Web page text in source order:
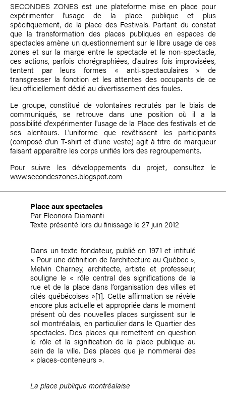
SECONDES ZONES est une plateforme mise en place pour
expérimenter l'usage de la place publique et plus
spécifiquement, de la place des Festivals. Partant du constat
que la transformation des places publiques en espaces de
spectacles amène un questionnement sur le libre usage de ces
zones et sur la marge entre le spectacle et le non-spectacle,
ces actions, parfois chorégraphiées, d'autres fois improvisées,
tentent par leurs formes « anti-spectaculaires » de
transgresser la fonction et les attentes des occupants de ce
lieu officiellement dédié au divertissement des foules.
Le groupe, constitué de volontaires recrutés par le biais de
communiqués, se retrouve dans une position où il a la
possibilité d'expérimenter l'usage de la Place des festivals et de
ses alentours. L'uniforme que revêtissent les participants
(composé d'un T-shirt et d'une veste) agit à titre de marqueur
faisant apparaître les corps unifiés lors des regroupements.
Pour suivre les développements du projet, consultez le
www.secondeszones.blogspot.com
Place aux spectacles
Par Eleonora Diamanti
Texte présenté lors du finissage le 27 juin 2012
Dans un texte fondateur, publié en 1971 et intitulé
« Pour une définition de l’architecture au Québec »,
Melvin Charney, architecte, artiste et professeur,
souligne le « rôle central des significations de la
rue et de la place dans l’organisation des villes et
cités québécoises »[1]. Cette affirmation se révèle
encore plus actuelle et appropriée dans le moment
présent où des nouvelles places surgissent sur le
sol montréalais, en particulier dans le Quartier des
spectacles. Des places qui remettent en question
le rôle et la signification de la place publique au
sein de la ville. Des places que je nommerai des
« places-conteneurs ».
La place publique montréalaise